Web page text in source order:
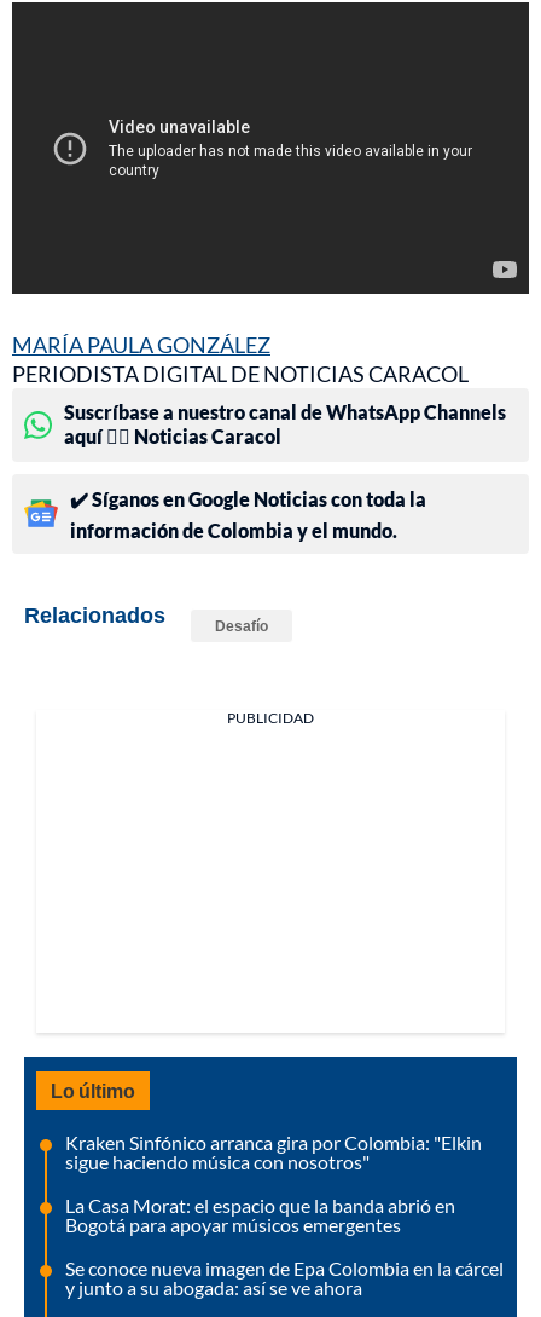
MARÍA PAULA GONZÁLEZ
PERIODISTA DIGITAL DE NOTICIAS CARACOL
Suscríbase a nuestro canal de WhatsApp Channels
aquí 👉🏻 Noticias Caracol
✔️ Síganos en Google Noticias con toda la
información de Colombia y el mundo.
Relacionados Desafío
PUBLICIDAD
Lo último
Kraken Sinfónico arranca gira por Colombia: "Elkin
sigue haciendo música con nosotros"
La Casa Morat: el espacio que la banda abrió en
Bogotá para apoyar músicos emergentes
Se conoce nueva imagen de Epa Colombia en la cárcel
y junto a su abogada: así se ve ahora